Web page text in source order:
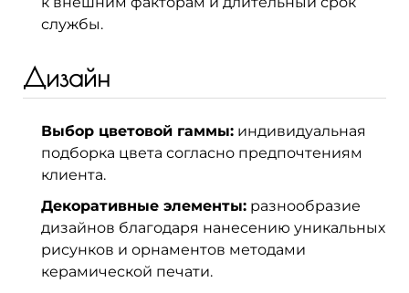
службы.
Дизайн
Выбор цветовой гаммы: индивидуальная
подборка цвета согласно предпочтениям
клиента.
Декоративные элементы: разнообразие
дизайнов благодаря нанесению уникальных
рисунков и орнаментов методами
керамической печати.